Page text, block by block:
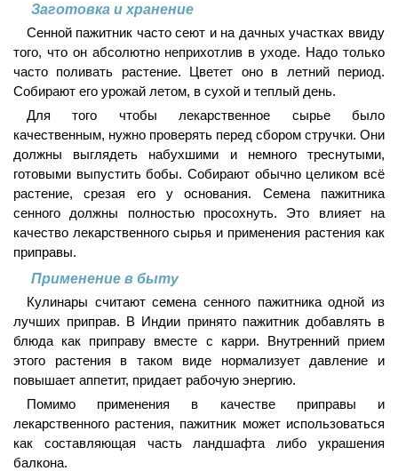
Заготовка и хранение
Сенной пажитник часто сеют и на дачных участках ввиду
того, что он абсолютно неприхотлив в уходе. Надо только
часто поливать растение. Цветет оно в летний период.
Собирают его урожай летом, в сухой и теплый день.
Для того чтобы лекарственное сырье было
качественным, нужно проверять перед сбором стручки. Они
должны выглядеть набухшими и немного треснутыми,
готовыми выпустить бобы. Собирают обычно целиком всё
растение, срезая его у основания. Семена пажитника
сенного должны полностью просохнуть. Это влияет на
качество лекарственного сырья и применения растения как
приправы.
Применение в быту
Кулинары считают семена сенного пажитника одной из
лучших приправ. В Индии принято пажитник добавлять в
блюда как приправу вместе с карри. Внутренний прием
этого растения в таком виде нормализует давление и
повышает аппетит, придает рабочую энергию.
Помимо применения в качестве приправы и
лекарственного растения, пажитник может использоваться
как составляющая часть ландшафта либо украшения
балкона.